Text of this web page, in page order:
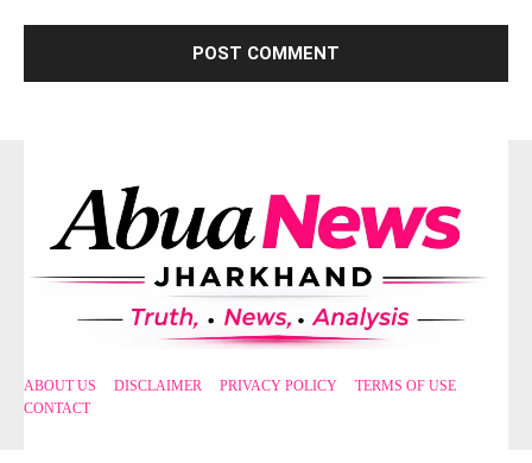
ABOUT US DISCLAIMER PRIVACY POLICY
TERMS OF USE
CONTACT